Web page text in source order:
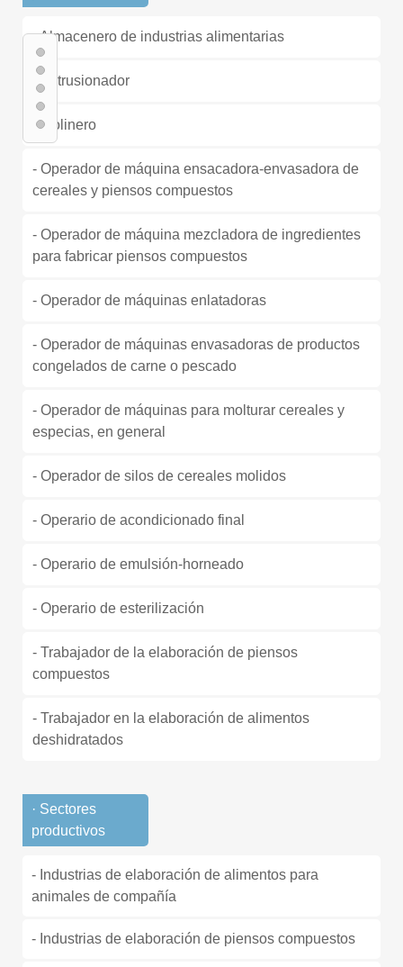
- Almacenero de industrias alimentarias
- Extrusionador
- Molinero
- Operador de máquina ensacadora-envasadora de
cereales y piensos compuestos
- Operador de máquina mezcladora de ingredientes
para fabricar piensos compuestos
- Operador de máquinas enlatadoras
- Operador de máquinas envasadoras de productos
congelados de carne o pescado
- Operador de máquinas para molturar cereales y
especias, en general
- Operador de silos de cereales molidos
- Operario de acondicionado final
- Operario de emulsión-horneado
- Operario de esterilización
- Trabajador de la elaboración de piensos
compuestos
- Trabajador en la elaboración de alimentos
deshidratados
· Sectores
productivos
- Industrias de elaboración de alimentos para
animales de compañía
- Industrias de elaboración de piensos compuestos